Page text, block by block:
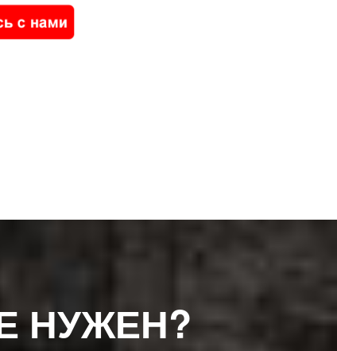
НУЖЕН?